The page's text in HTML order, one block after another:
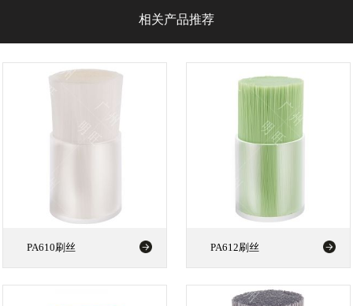
相关产品推荐
PA610刷丝 PA612刷丝